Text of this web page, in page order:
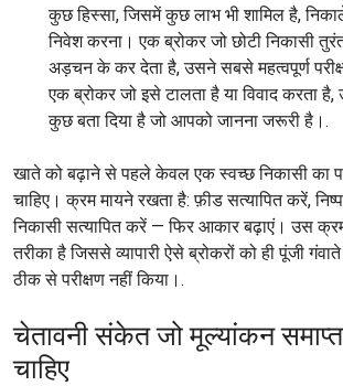
कुछ हिस्सा, जिसमें कुछ लाभ भी शामिल है,
निवेश करना। एक ब्रोकर जो छोटी निकासी
अड़चन के कर देता है, उसने सबसे महत्वपूर्ण
एक ब्रोकर जो इसे टालता है या विवाद करता
कुछ बता दिया है जो आपको जानना जरूरी है।.
खाते को बढ़ाने से पहले केवल एक स्वच्छ निकासी का
चाहिए। क्रम मायने रखता है: फ़ीड सत्यापित करें,
निकासी सत्यापित करें — फिर आकार बढ़ाएं। उस
तरीका है जिससे व्यापारी ऐसे ब्रोकरों को ही पूंजी
ठीक से परीक्षण नहीं किया।.
चेतावनी संकेत जो मूल्यांकन
चाहिए